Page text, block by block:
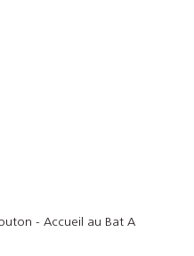
- Accueil au Bat A